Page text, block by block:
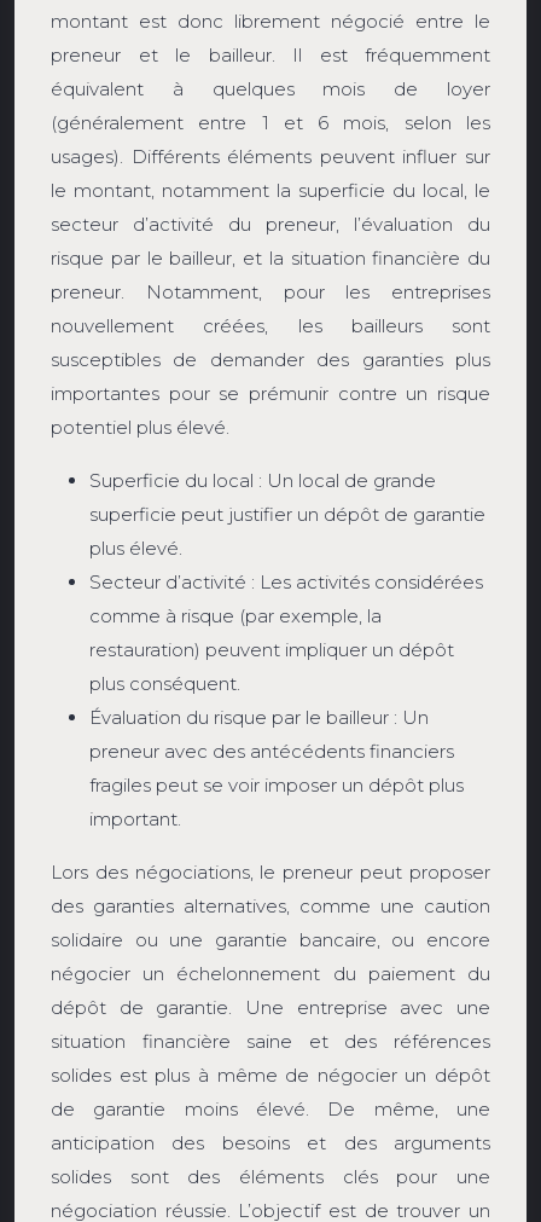
montant est donc librement négocié entre le
preneur et le bailleur. Il est fréquemment
équivalent à quelques mois de loyer
(généralement entre 1 et 6 mois, selon les
usages). Différents éléments peuvent influer sur
le montant, notamment la superficie du local, le
secteur d’activité du preneur, l’évaluation du
risque par le bailleur, et la situation financière du
preneur. Notamment, pour les entreprises
nouvellement créées, les bailleurs sont
susceptibles de demander des garanties plus
importantes pour se prémunir contre un risque
potentiel plus élevé.
Superficie du local : Un local de grande
superficie peut justifier un dépôt de garantie
plus élevé.
Secteur d’activité : Les activités considérées
comme à risque (par exemple, la
restauration) peuvent impliquer un dépôt
plus conséquent.
Évaluation du risque par le bailleur : Un
preneur avec des antécédents financiers
fragiles peut se voir imposer un dépôt plus
important.
Lors des négociations, le preneur peut proposer
des garanties alternatives, comme une caution
solidaire ou une garantie bancaire, ou encore
négocier un échelonnement du paiement du
dépôt de garantie. Une entreprise avec une
situation financière saine et des références
solides est plus à même de négocier un dépôt
de garantie moins élevé. De même, une
anticipation des besoins et des arguments
solides sont des éléments clés pour une
négociation réussie. L’objectif est de trouver un